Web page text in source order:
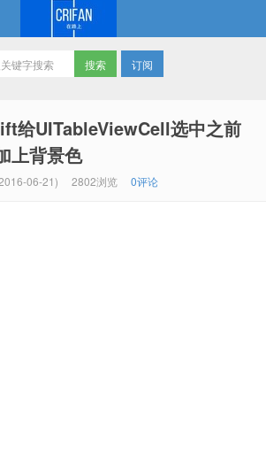
订阅
给UITableViewCell选中之前
上背景色
06-21) 2802浏览 0评论